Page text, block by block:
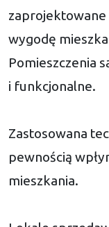
zaprojektowane
wygodę
Pomieszczenia
i funkcjonalne.
Zastosowana
pewnością
mieszkania.